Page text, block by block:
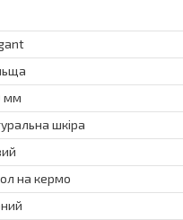
мм
шкіра
на кермо